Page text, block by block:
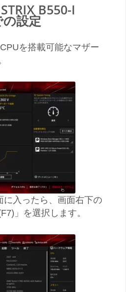
B550-I
設定
を搭載可能なマザー
に入ったら、画面右下の
」を選択します。